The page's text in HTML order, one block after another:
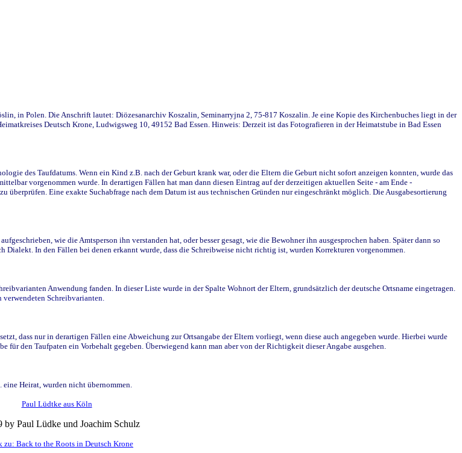
in Polen. Die Anschrift lautet: Diözesanarchiv Koszalin, Seminarryjna 2, 75-817 Koszalin. Je eine Kopie des Kirchenbuches liegt in der
Deutsch Krone, Ludwigsweg 10, 49152 Bad Essen. Hinweis: Derzeit ist das Fotografieren in der Heimatstube in Bad Essen
des Taufdatums. Wenn ein Kind z.B. nach der Geburt krank war, oder die Eltern die Geburt nicht sofort anzeigen konnten, wurde das
vorgenommen wurde. In derartigen Fällen hat man dann diesen Eintrag auf der derzeitigen aktuellen Seite - am Ende -
Eine exakte Suchabfrage nach dem Datum ist aus technischen Gründen nur eingeschränkt möglich. Die Ausgabesortierung
wie die Amtsperson ihn verstanden hat, oder besser gesagt, wie die Bewohner ihn ausgesprochen haben. Später dann so
In den Fällen bei denen erkannt wurde, dass die Schreibweise nicht richtig ist, wurden Korrekturen vorgenommen.
Anwendung fanden. In dieser Liste wurde in der Spalte Wohnort der Eltern, grundsätzlich der deutsche Ortsname eingetragen.
Schreibvarianten.
dass nur in derartigen Fällen eine Abweichung zur Ortsangabe der Eltern vorliegt, wenn diese auch angegeben wurde. Hierbei wurde
den Taufpaten ein Vorbehalt gegeben. Überwiegend kann man aber von der Richtigkeit dieser Angabe ausgehen.
Heirat, wurden nicht übernommen.
Paul Lüdtke aus Köln
by Paul Lüdke und Joachim Schulz
zu: Back to the Roots in Deutsch Krone